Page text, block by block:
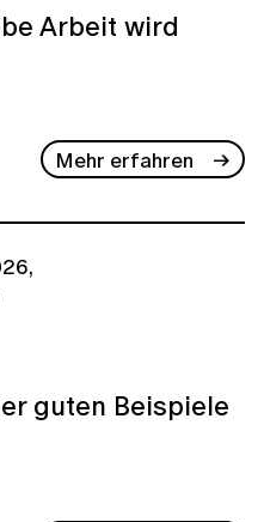
Arbeit wird
Mehr erfahren
guten Beispiele